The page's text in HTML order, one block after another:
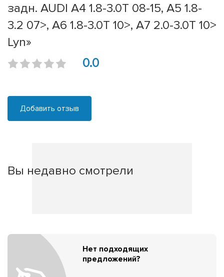
задн. AUDI A4 1.8-3.0T 08-15, A5 1.8-
3.2 07>, A6 1.8-3.0T 10>, A7 2.0-3.0T 10>
Lyn»
0.0
Добавить отзыв
Вы недавно смотрели
Нет подходящих
предложений?